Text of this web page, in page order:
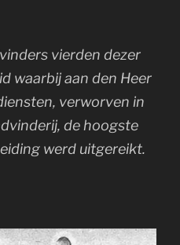
vierden dezer
waarbij aan den Heer
verworven in
de hoogste
werd uitgereikt.